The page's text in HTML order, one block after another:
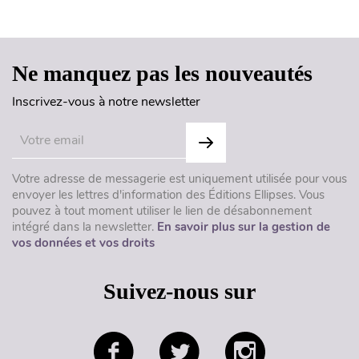
Ne manquez pas les nouveautés
Inscrivez-vous à notre newsletter
Votre adresse de messagerie est uniquement utilisée pour vous
envoyer les lettres d'information des Éditions Ellipses. Vous
pouvez à tout moment utiliser le lien de désabonnement
intégré dans la newsletter. En savoir plus sur la gestion de
vos données et vos droits
Suivez-nous sur